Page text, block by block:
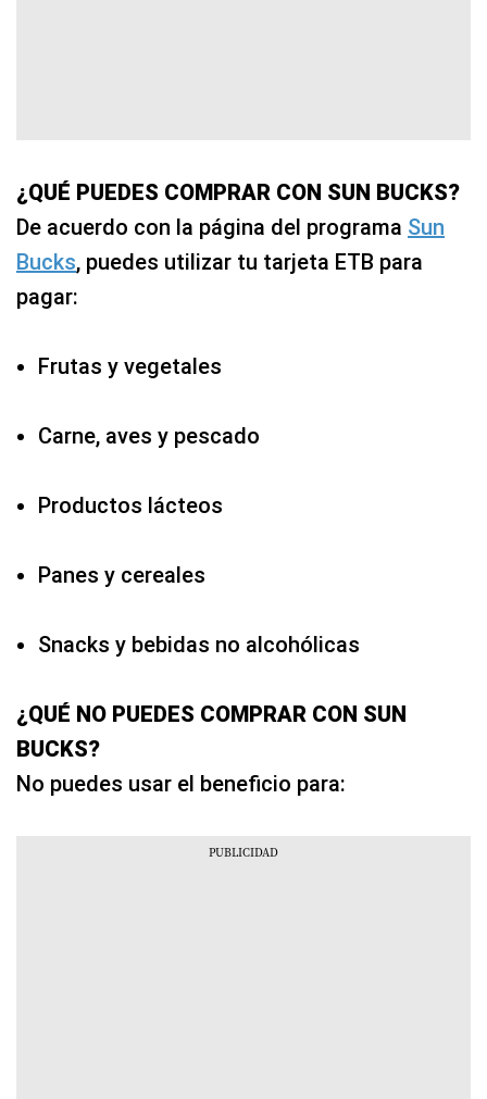
¿QUÉ PUEDES COMPRAR CON SUN BUCKS?
De acuerdo con la página del programa Sun
Bucks, puedes utilizar tu tarjeta ETB para
pagar:
Frutas y vegetales
Carne, aves y pescado
Productos lácteos
Panes y cereales
Snacks y bebidas no alcohólicas
¿QUÉ NO PUEDES COMPRAR CON SUN
BUCKS?
No puedes usar el beneficio para: